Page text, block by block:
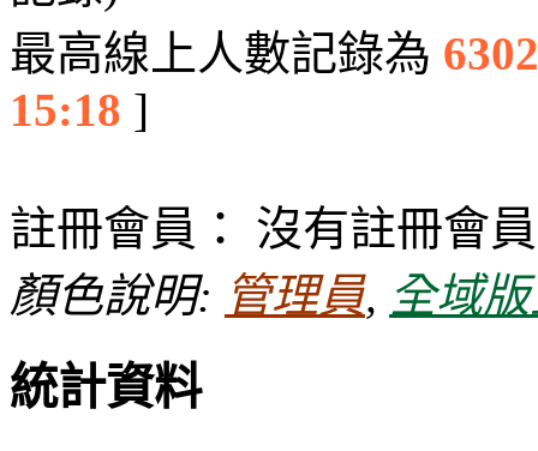
最高線上人數記錄為 6302
15:18 ]
註冊會員： 沒有註冊會員
顏色說明: 管理員, 全域
統計資料